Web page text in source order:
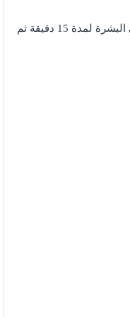
يتم مزج المكونات جيدًا وتوضع على البشرة لمدة 15 دقيقة ثم